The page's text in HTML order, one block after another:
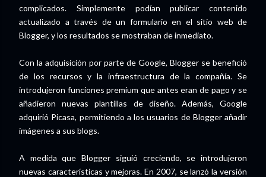
complicados. Simplemente podían publicar contenido
actualizado a través de un formulario en el sitio web de
Blogger, y los resultados se mostraban de inmediato.
Con la adquisición por parte de Google, Blogger se benefició
de los recursos y la infraestructura de la compañía. Se
introdujeron funciones premium que antes eran de pago y se
añadieron nuevas plantillas de diseño. Además, Google
adquirió Picasa, permitiendo a los usuarios de Blogger añadir
imágenes a sus blogs.
A medida que Blogger siguió creciendo, se introdujeron
nuevas características y mejoras. En 2007, se lanzó la versión